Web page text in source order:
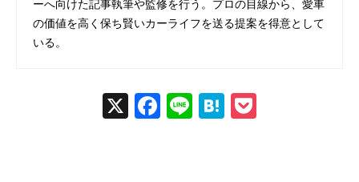
ーへ向けた記事執筆や監修を行う。プロの目線から、愛車
の価値を高く保ち賢いカーライフを送る提案を得意として
いる。
X
Fac
Line
Hat